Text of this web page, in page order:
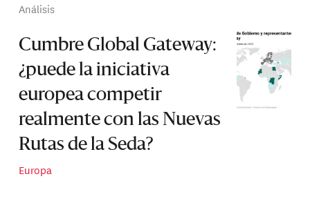
Análisis
Cumbre Global Gateway:
¿puede la iniciativa
europea competir
realmente con las Nuevas
Rutas de la Seda?
Europa